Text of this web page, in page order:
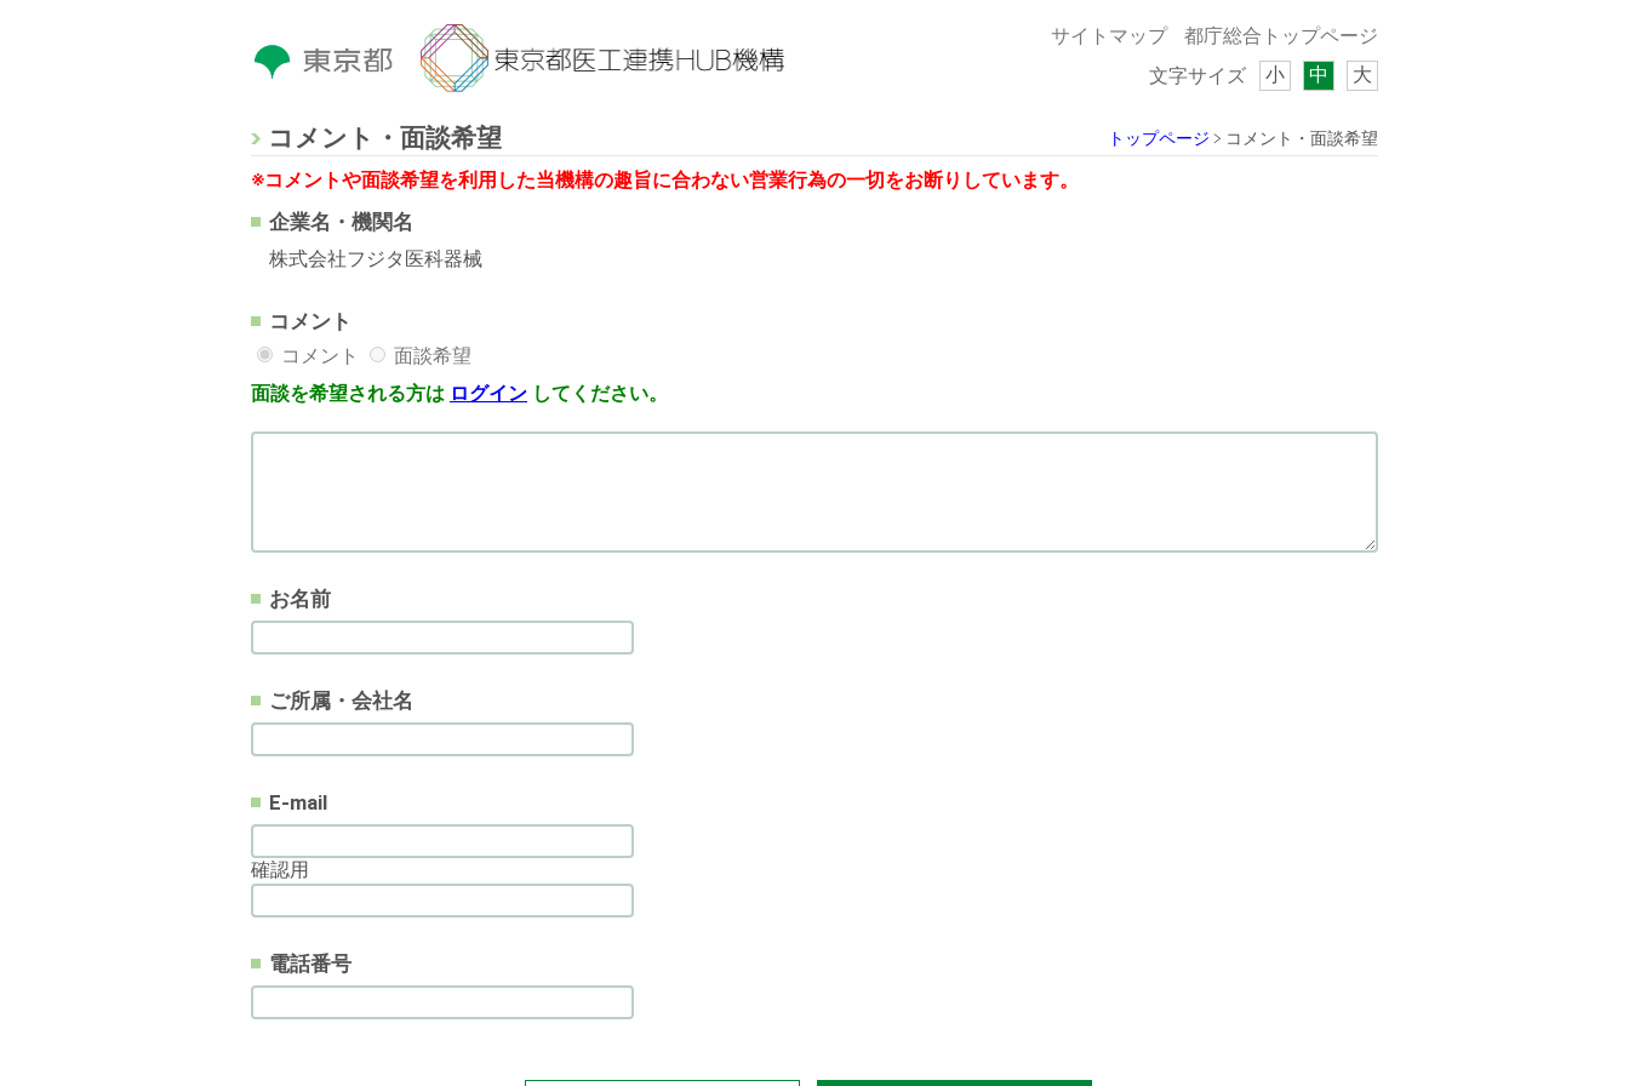
サイトマップ
都庁総合トップページ
文字サイズ
小 中 大
コメント・面談希望 トップページ コメント・面談希望
※コメントや面談希望を利用した当機構の趣旨に合わない営業行為の一切をお断りしています。
企業名・機関名
株式会社フジタ医科器械
コメント
コメント
面談希望
面談を希望される方は ログイン してください。
お名前
ご所属・会社名
E-mail
確認用
電話番号